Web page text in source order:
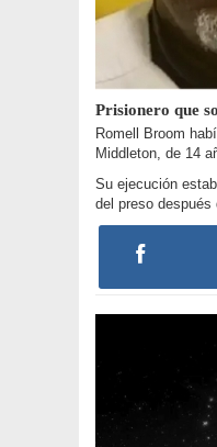
Prisionero que
Romell Broom
Middleton, de 14
Su ejecución
del preso